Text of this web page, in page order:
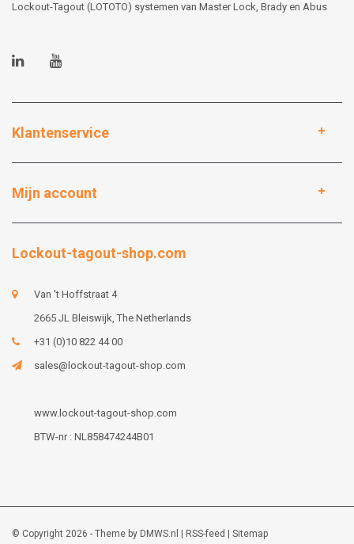
Lockout-Tagout (LOTOTO) systemen van Master Lock, Brady en Abus
Klantenservice
Mijn account
Lockout-tagout-shop.com
Van 't Hoffstraat 4
2665 JL Bleiswijk, The Netherlands
+31 (0)10 822 44 00
sales@lockout-tagout-shop.com
www.lockout-tagout-shop.com
BTW-nr : NL858474244B01
© Copyright 2026 - Theme by DMWS.nl RSS-feed Sitemap